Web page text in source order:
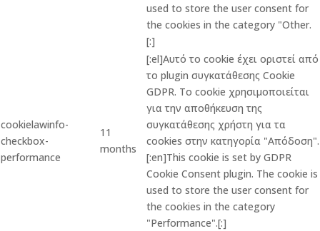
used to store the user consent for
the cookies in the category "Other.
[:]
cookielawinfo-
checkbox-
performance
11
months
[:el]Αυτό το cookie έχει οριστεί από
το plugin συγκατάθεσης Cookie
GDPR. Το cookie χρησιμοποιείται
για την αποθήκευση της
συγκατάθεσης χρήστη για τα
cookies στην κατηγορία "Απόδοση".
[:en]This cookie is set by GDPR
Cookie Consent plugin. The cookie is
used to store the user consent for
the cookies in the category
"Performance".[:]